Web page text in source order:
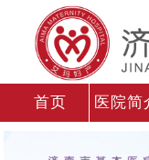
首页 医院简